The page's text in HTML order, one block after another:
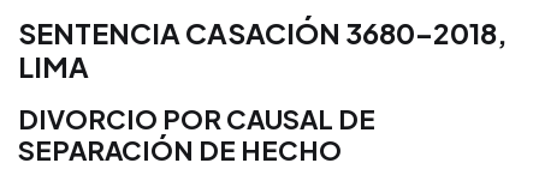
SENTENCIA CASACIÓN 3680-2018,
LIMA
DIVORCIO POR CAUSAL DE
SEPARACIÓN DE HECHO